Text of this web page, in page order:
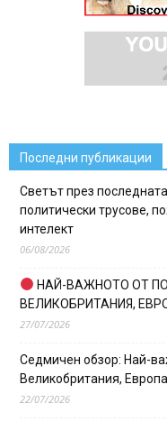
Последни публикации
Светът през
политически трусове,
интелект
06/08/2026
НАЙ-ВАЖНОТО ОТ
ВЕЛИКОБРИТАНИЯ,
27/07/2026
Седмичен обзор: Най-
Великобритания,
22/07/2026